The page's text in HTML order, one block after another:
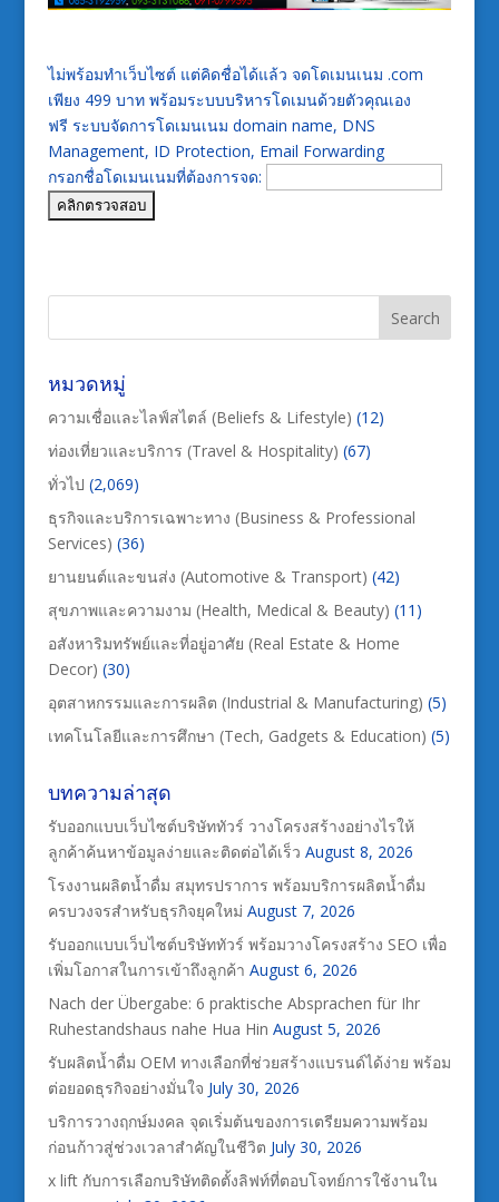
ไม่พร้อมทำเว็บไซต์ แต่คิดชื่อได้แล้ว จดโดเมนเนม .com
เพียง 499 บาท พร้อมระบบบริหารโดเมนด้วยตัวคุณเอง
ฟรี ระบบจัดการโดเมนเนม domain name, DNS
Management, ID Protection, Email Forwarding
กรอกชื่อโดเมนเนมที่ต้องการจด:
หมวดหมู่
ความเชื่อและไลฟ์สไตล์ (Beliefs & Lifestyle) (12)
ท่องเที่ยวและบริการ (Travel & Hospitality) (67)
ทั่วไป (2,069)
ธุรกิจและบริการเฉพาะทาง (Business & Professional
Services) (36)
ยานยนต์และขนส่ง (Automotive & Transport) (42)
สุขภาพและความงาม (Health, Medical & Beauty) (11)
อสังหาริมทรัพย์และที่อยู่อาศัย (Real Estate & Home
Decor) (30)
อุตสาหกรรมและการผลิต (Industrial & Manufacturing) (5)
เทคโนโลยีและการศึกษา (Tech, Gadgets & Education) (5)
บทความล่าสุด
รับออกแบบเว็บไซต์บริษัททัวร์ วางโครงสร้างอย่างไรให้
ลูกค้าค้นหาข้อมูลง่ายและติดต่อได้เร็ว August 8, 2026
โรงงานผลิตน้ำดื่ม สมุทรปราการ พร้อมบริการผลิตน้ำดื่ม
ครบวงจรสำหรับธุรกิจยุคใหม่ August 7, 2026
รับออกแบบเว็บไซต์บริษัททัวร์ พร้อมวางโครงสร้าง SEO เพื่อ
เพิ่มโอกาสในการเข้าถึงลูกค้า August 6, 2026
Nach der Übergabe: 6 praktische Absprachen für Ihr
Ruhestandshaus nahe Hua Hin August 5, 2026
รับผลิตน้ำดื่ม OEM ทางเลือกที่ช่วยสร้างแบรนด์ได้ง่าย พร้อม
ต่อยอดธุรกิจอย่างมั่นใจ July 30, 2026
บริการวางฤกษ์มงคล จุดเริ่มต้นของการเตรียมความพร้อม
ก่อนก้าวสู่ช่วงเวลาสำคัญในชีวิต July 30, 2026
x lift กับการเลือกบริษัทติดตั้งลิฟท์ที่ตอบโจทย์การใช้งานใน